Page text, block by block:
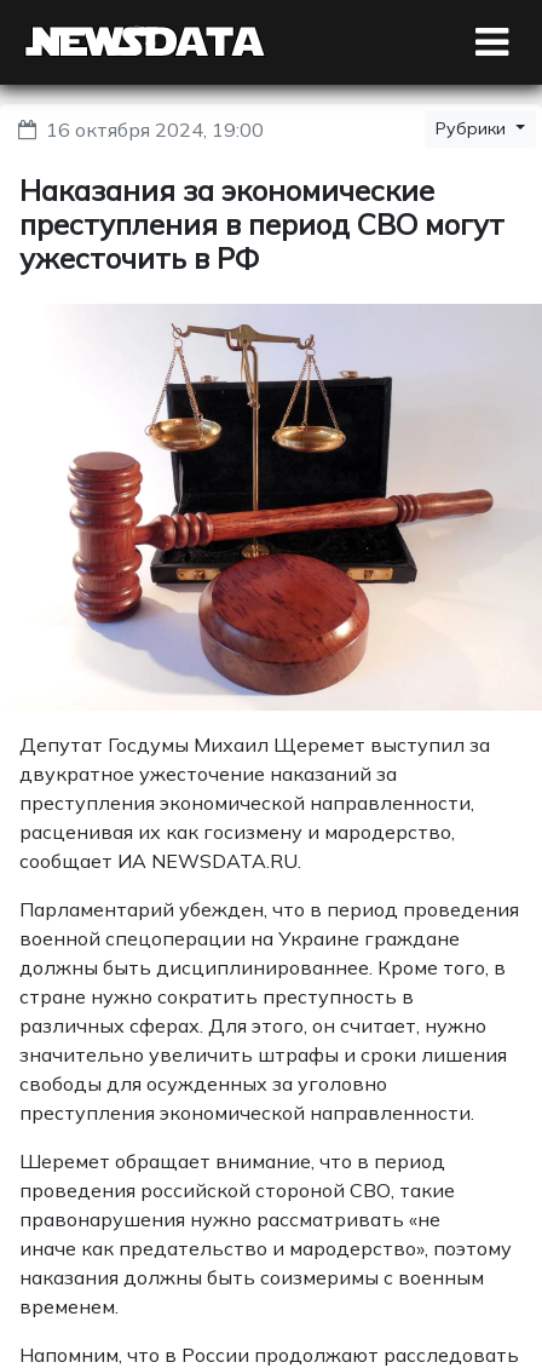
16 октября 2024, 19:00 Рубрики
Наказания за экономические
преступления в период СВО могут
ужесточить в РФ
Депутат Госдумы Михаил Щеремет выступил за
двукратное ужесточение наказаний за
преступления экономической направленности,
расценивая их как госизмену и мародерство,
сообщает ИА NEWSDATA.RU.
Парламентарий убежден, что в период проведения
военной спецоперации на Украине граждане
должны быть дисциплинированнее. Кроме того, в
стране нужно сократить преступность в
различных сферах. Для этого, он считает, нужно
значительно увеличить штрафы и сроки лишения
свободы для осужденных за уголовно
преступления экономической направленности.
Шеремет обращает внимание, что в период
проведения российской стороной СВО, такие
правонарушения нужно рассматривать «не
иначе как предательство и мародерство», поэтому
наказания должны быть соизмеримы с военным
временем.
Напомним, что в России продолжают расследовать